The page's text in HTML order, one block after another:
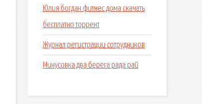
Юлия богдан фитнес дома скачать
бесплатно торрент
Журнал регистрации сотрудников
Минусовка два берега рада рай